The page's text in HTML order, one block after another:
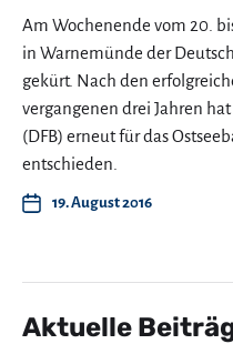
Am Wochenende vom 20.
in Warnemünde der
gekürt. Nach den
vergangenen drei Jahren
(DFB) erneut für das
entschieden.
19. August 2016
Aktuelle